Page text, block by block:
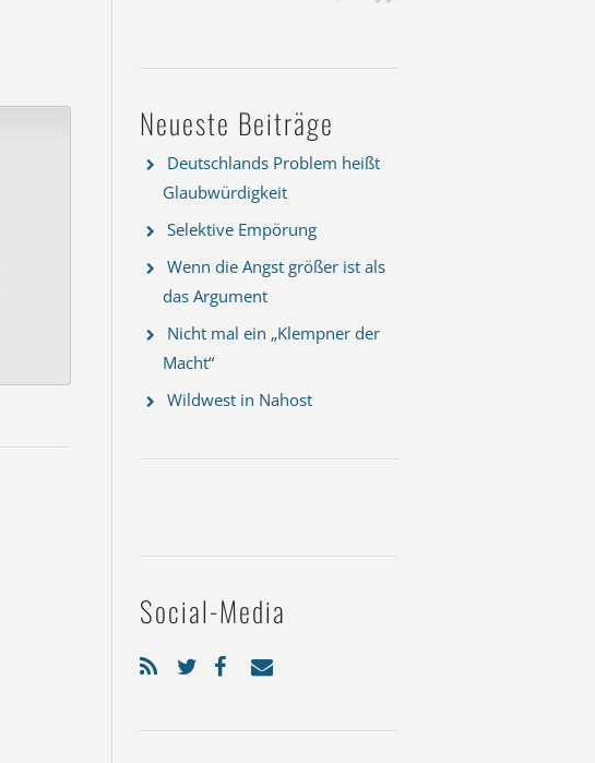
Neueste Beiträge
Deutschlands Problem heißt
Glaubwürdigkeit
Selektive Empörung
Wenn die Angst größer ist als
das Argument
Nicht mal ein „Klempner der
Macht“
Wildwest in Nahost
Social-Media